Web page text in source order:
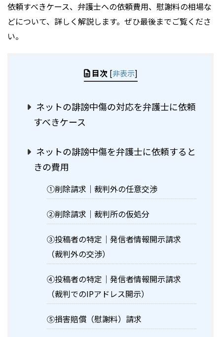
依頼すべきケース、弁護士への依頼費用、慰謝料の相場な
どについて、詳しく解説します。ぜひ最後までご覧くださ
い。
目次 [非表示]
ネットの誹謗中傷の対応を弁護士に依頼
すべきケース
ネットの誹謗中傷を弁護士に依頼すると
きの費用
①削除請求｜裁判外の任意交渉
②削除請求｜裁判所の仮処分
③投稿者の特定｜発信者情報開示請求
（裁判外の交渉）
④投稿者の特定｜発信者情報開示請求
（裁判でのIPアドレス開示）
⑤損害賠償（慰謝料）請求